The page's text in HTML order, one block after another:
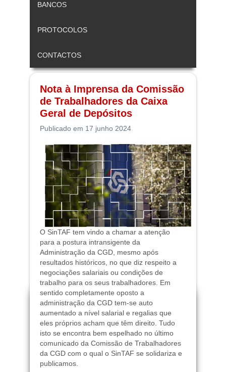
BANCOS
PROTOCOLOS
CONTACTOS
Nota à Imprensa da Comissão
de Trabalhadores da Caixa
Geral de Depósitos
Publicado em 17 junho 2024
O SinTAF tem vindo a chamar a atenção
para a postura intransigente da
Administração da CGD, mesmo após
resultados históricos, no que diz respeito a
negociações salariais ou condições de
trabalho para os seus trabalhadores. Em
sentido completamente oposto a
administração da CGDtem-se auto
aumentado a nível salarial e regalias que
eles próprios acham que têm direito. Tudo
isto se encontra bem espelhado no último
comunicado da Comissão de Trabalhadores
da CGD com o qual o SinTAF se solidariza e
publicamos.